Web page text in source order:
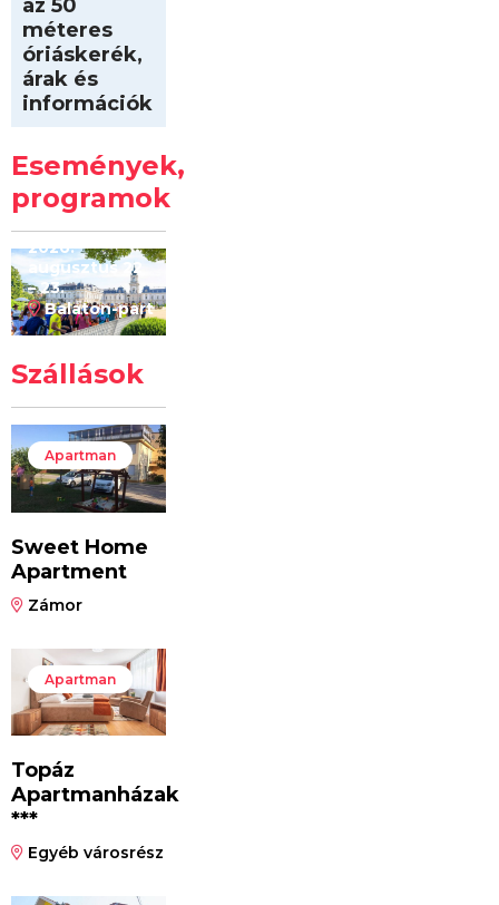
az 50
méteres
óriáskerék,
árak és
információk
Események,
programok
Kilóméterek
2026
2026.
augusztus 22
– 23.
Balaton-part
Szállások
Apartman
Sweet Home
Apartment
Zámor
Apartman
Topáz
Apartmanházak
***
Egyéb városrész